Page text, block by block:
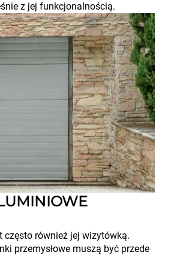
z jej funkcjonalnością.
często również jej wizytówką.
przemysłowe muszą być przede